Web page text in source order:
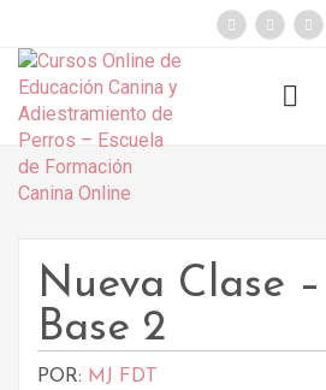
Funny Dogs
Nueva Clase
Base 2
POR: MJ FDT